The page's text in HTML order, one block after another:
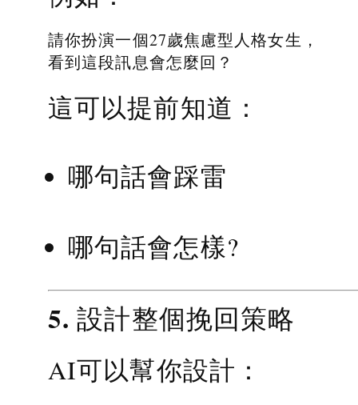
請你扮演一個27歲焦慮型人格女生，
看到這段訊息會怎麼回？
這可以提前知道：
哪句話會踩雷
哪句話會怎樣?
5. 設計整個挽回策略
AI可以幫你設計：